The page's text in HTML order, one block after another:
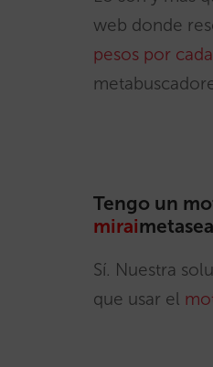
web donde
pesos por
Tengo un
mirai
Sí. Nuestra
que usar el